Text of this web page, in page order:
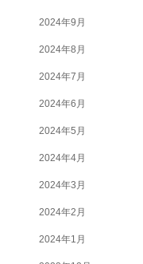
2024年9月
2024年8月
2024年7月
2024年6月
2024年5月
2024年4月
2024年3月
2024年2月
2024年1月